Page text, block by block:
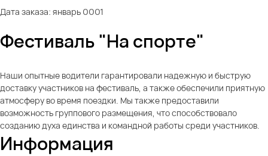
Дата заказа: январь 0001
Фестиваль "На спорте"
Наши опытные водители гарантировали надежную и быструю
доставку участников на фестиваль, а также обеспечили приятную
атмосферу во время поездки. Мы также предоставили
возможность группового размещения, что способствовало
созданию духа единства и командной работы среди участников.
Информация